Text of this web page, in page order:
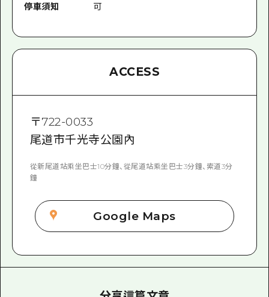
停車須知 可
ACCESS
〒722-0033
尾道市千光寺公園內
從新尾道站乘坐巴士10分鐘、從尾道站乘坐巴士3分鐘、索道3分
鐘
Google Maps